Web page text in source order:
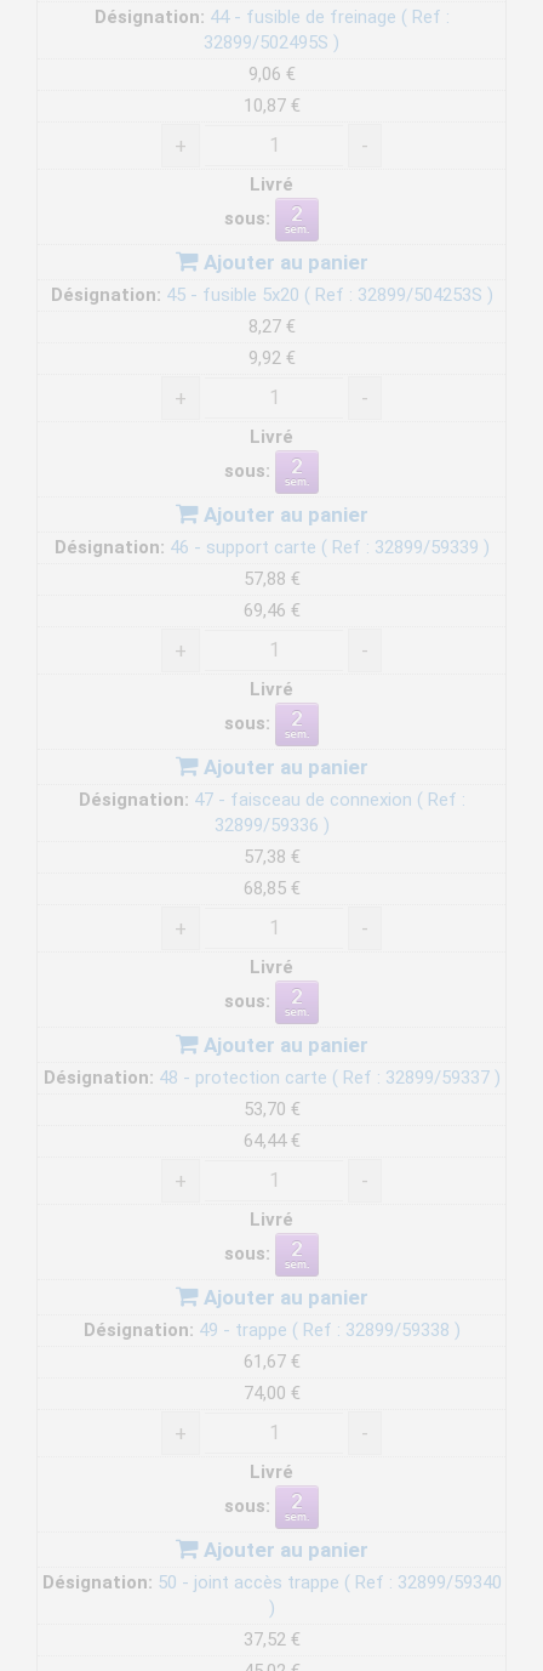
Désignation: 44 - fusible de freinage ( Ref :
32899/502495S )
9,06 €
10,87 €
+ -
Livré
sous:
Ajouter au panier
Désignation: 45 - fusible 5x20 ( Ref : 32899/504253S )
8,27 €
9,92 €
+ -
Livré
sous:
Ajouter au panier
Désignation: 46 - support carte ( Ref : 32899/59339 )
57,88 €
69,46 €
+ -
Livré
sous:
Ajouter au panier
Désignation: 47 - faisceau de connexion ( Ref :
32899/59336 )
57,38 €
68,85 €
+ -
Livré
sous:
Ajouter au panier
Désignation: 48 - protection carte ( Ref : 32899/59337 )
53,70 €
64,44 €
+ -
Livré
sous:
Ajouter au panier
Désignation: 49 - trappe ( Ref : 32899/59338 )
61,67 €
74,00 €
+ -
Livré
sous:
Ajouter au panier
Désignation: 50 - joint accès trappe ( Ref : 32899/59340
)
37,52 €